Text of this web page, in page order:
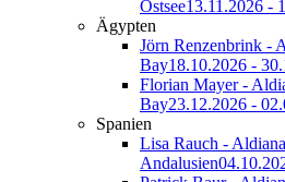
Ostsee13.11.2026 -
Ägypten
Jörn Renzenbrink -
Bay18.10.2026 -
Florian Mayer -
Bay23.12.2026 -
Spanien
Lisa Rauch -
Andalusien